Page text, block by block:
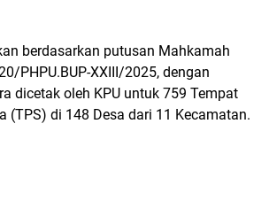
berdasarkan putusan Mahkamah
PHPU.BUP-XXIII/2025, dengan
dicetak oleh KPU untuk 759 Tempat
(TPS) di 148 Desa dari 11 Kecamatan.